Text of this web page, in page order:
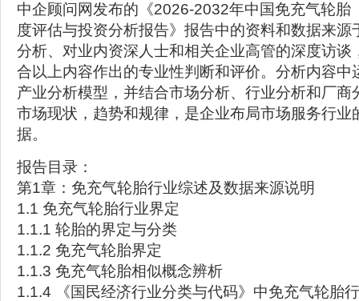
中企顾问网发布的《2026-2032年中国免充气轮胎
度评估与投资分析报告》报告中的资料和数据来源
分析、对业内资深人士和相关企业高管的深度访谈
合以上内容作出的专业性判断和评价。分析内容中
产业分析模型，并结合市场分析、行业分析和厂商
市场现状，趋势和规律，是企业布局市场服务行业
据。
报告目录：
第1章：免充气轮胎行业综述及数据来源说明
1.1 免充气轮胎行业界定
1.1.1 轮胎的界定与分类
1.1.2 免充气轮胎界定
1.1.3 免充气轮胎相似概念辨析
1.1.4 《国民经济行业分类与代码》中免充气轮胎